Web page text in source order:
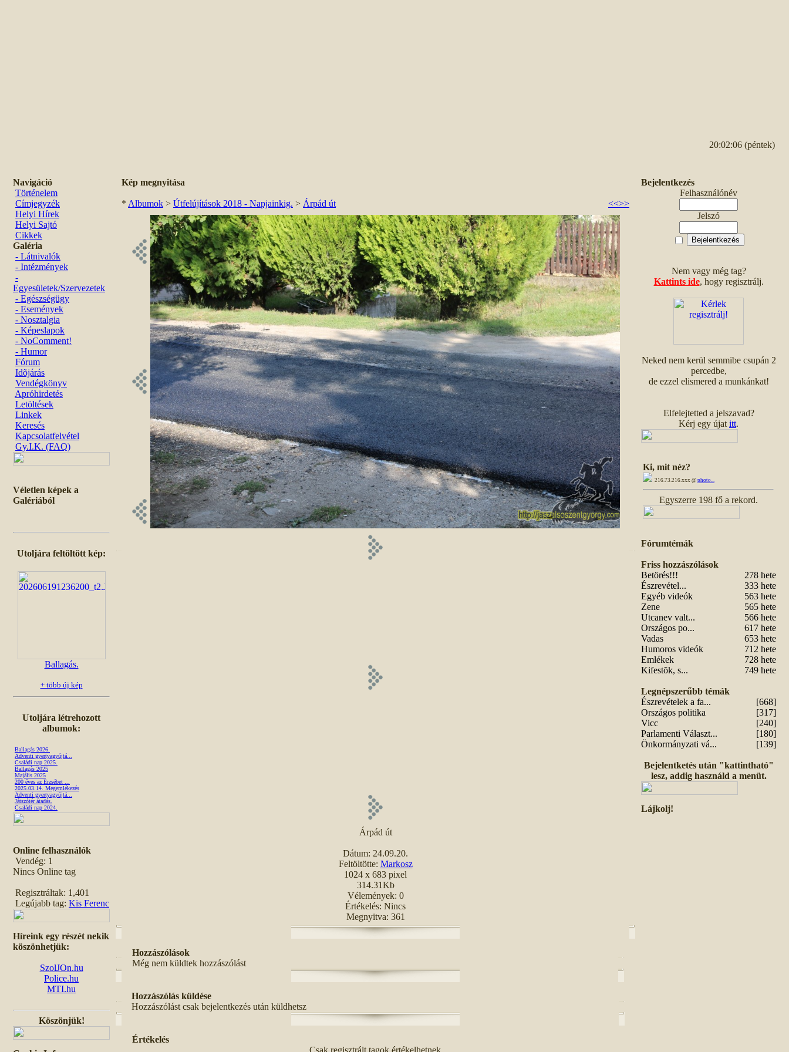
20:02:06 (péntek)
Navigáció
Történelem
Címjegyzék
Helyi Hírek
Helyi Sajtó
Cikkek
Galéria
- Látnivalók
- Intézmények
-
Egyesületek/Szervezetek
- Egészségügy
- Események
- Nosztalgia
- Képeslapok
- NoComment!
- Humor
Fórum
Idõjárás
Vendégkönyv
Apróhirdetés
Letöltések
Linkek
Keresés
Kapcsolatfelvétel
Gy.I.K. (FAQ)
Véletlen képek a
Galériából
Utoljára feltöltött kép:
Ballagás.
+ több új kép
Utoljára létrehozott
albumok:
Ballagás 2026.
Adventi gyertyagyújtá...
Családi nap 2025.
Ballagás 2025
Majális 2025
200 éves az Erzsébet ...
2025.03.14. Megemlékezés
Adventi gyertyagyújtá...
Játszótér átadás.
Családi nap 2024.
Online felhasználók
Vendég: 1
Nincs Online tag
Regisztráltak: 1,401
Legújabb tag: Kis Ferenc
Híreink egy részét nekik
köszönhetjük:
SzolJOn.hu
Police.hu
MTI.hu
Köszönjük!
Kép megnyitása
* Albumok > Útfelújítások 2018 - Napjainkig. > Árpád út <<>>
Árpád út
Dátum: 24.09.20.
Feltöltötte: Markosz
1024 x 683 pixel
314.31Kb
Vélemények: 0
Értékelés: Nincs
Megnyitva: 361
Hozzászólások
Még nem küldtek hozzászólást
Hozzászólás küldése
Hozzászólást csak bejelentkezés után küldhetsz
Értékelés
Csak regisztrált tagok értékelhetnek
Bejelentkezés
Felhasználónév
Jelszó
Nem vagy még tag?
Kattints ide, hogy regisztrálj.
Neked nem kerül semmibe csupán 2
percedbe,
de ezzel elismered a munkánkat!
Elfelejtetted a jelszavad?
Kérj egy újat itt.
Ki, mit néz?
216.73.216.xxx @ photo...
Egyszerre 198 fő a rekord.
Fórumtémák
Friss hozzászólások
Betörés!!!
278 hete
Észrevétel...
333 hete
Egyéb videók
563 hete
Zene
565 hete
Utcanev valt...
566 hete
Országos po...
617 hete
Vadas
653 hete
Humoros videók
712 hete
Emlékek
728 hete
Kifestõk, s...
749 hete
Legnépszerűbb témák
Észrevételek a fa...
[668]
Országos politika
[317]
Vicc
[240]
Parlamenti Választ...
[180]
Önkormányzati vá...
[139]
Bejelentketés után "kattintható"
lesz, addig használd a menüt.
Lájkolj!